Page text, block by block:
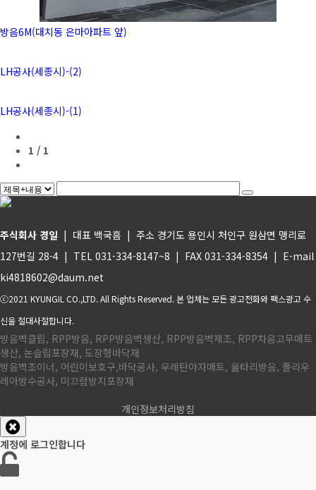
방음6M(대치동 은마아파트 앞)
LH공사(세종시)-(2)
LH공사(세종시)-(1)
1 / 1
주식회사 경일 | 대표 백국흠 | 주소 경기도 용인시 처인구 원삼면 맹리로
127번길 28-4 | TEL 031-334-8147~8 | FAX 031-334-8354 | E-mail
ki4818602@daum.net
ⓒ2021 KYUNGIL CO.,LTD. All Rights Reserved. 본 업체는 모든 광고전화와 팩스광고 수
신을 절대사절합니다.
방음벽클립, RPP방음, RPP방음벽생산, RPP방음벽제조, RPP차음고무매트
생산, 논슬립포장재, 도장형바닥재
방음벽조이너, 어린이보호구,바닥공사, 우레탄야자매트, 울타리방음, 폴리우
레아방수공사, 미끄럼방지포장재
개인정보처리방침
계정에 로그인합니다